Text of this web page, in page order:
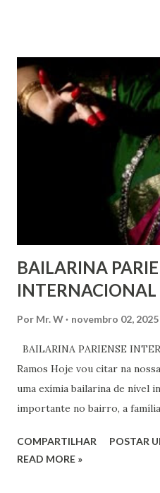
Estes direitos humanos – os
e de expressão, de reunião
participar no governo (artigos
Universal dos Direitos
das mudanças históricas no
anos, em que milhões foram
Em outras partes do mundo,
serem ouvidas através ...
BAILARINA
INTERNACIONAL
Por Mr. W novembro 02, 2025
BAILARINA PARIENSE
Ramos Hoje vou citar na
uma exímia bailarina de nível
importante no bairro, a família
Vamos às informações de
COMPARTILHAR
POSTAR
READ MORE »